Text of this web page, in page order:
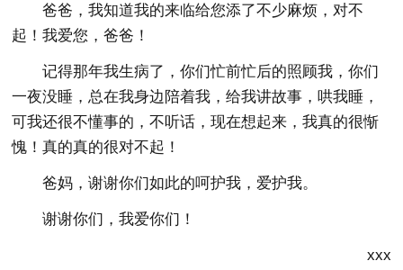
爸爸，我知道我的来临给您添了不少麻烦，对不
起！我爱您，爸爸！
记得那年我生病了，你们忙前忙后的照顾我，你们
一夜没睡，总在我身边陪着我，给我讲故事，哄我睡，
可我还很不懂事的，不听话，现在想起来，我真的很惭
愧！真的真的很对不起！
爸妈，谢谢你们如此的呵护我，爱护我。
谢谢你们，我爱你们！
xxx